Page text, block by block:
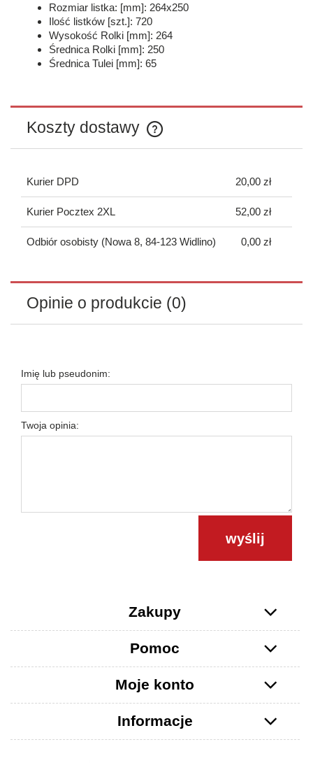
Rozmiar listka: [mm]: 264x250
Ilość listków [szt.]: 720
Wysokość Rolki [mm]: 264
Średnica Rolki [mm]: 250
Średnica Tulei [mm]: 65
Koszty dostawy
Cena nie zawiera ewentualnych kosztów płatności
Kurier DPD 20,00 zł
Kurier Pocztex 2XL 52,00 zł
Odbiór osobisty(Nowa 8, 84-123 Widlino) 0,00 zł
Opinie o produkcie (0)
Imię lub pseudonim:
Twoja opinia:
wyślij
Zakupy
Pomoc
Moje konto
Informacje